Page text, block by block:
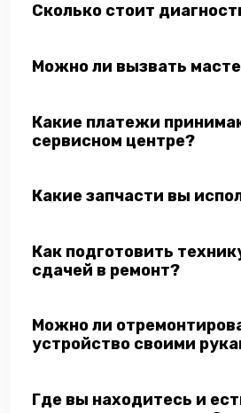
Сколько стоит
Можно ли вызвать
Какие платежи
сервисном центре?
Какие запчасти вы
Как подготовить
сдачей в ремонт?
Можно ли
устройство своими
Где вы находитесь и